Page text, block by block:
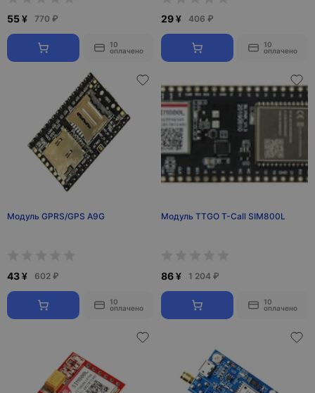
55 ¥ 770 ₽
10
оплачено
29 ¥ 406 ₽
10
оплачено
Модуль GPRS/GPS A9G
43 ¥ 602 ₽
10
оплачено
Модуль TTGO T-Call SIM800L
86 ¥ 1 204 ₽
10
оплачено